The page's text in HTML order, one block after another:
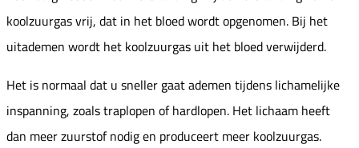
koolzuurgas vrij, dat in het bloed wordt opgenomen. Bij het
uitademen wordt het koolzuurgas uit het bloed verwijderd.
Het is normaal dat u sneller gaat ademen tijdens lichamelijke
inspanning, zoals traplopen of hardlopen. Het lichaam heeft
dan meer zuurstof nodig en produceert meer koolzuurgas.